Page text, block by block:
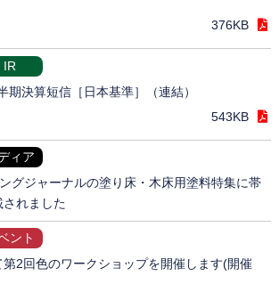
376KB
IR
期決算短信［日本基準］（連結）
543KB
ィア
グジャーナルの塗り床・木床用塗料特集に帯
れました
ント
2回色のワークショップを開催します(開催